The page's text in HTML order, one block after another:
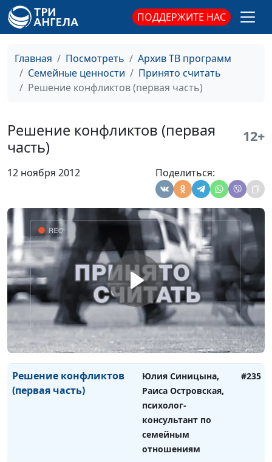
ПОДДЕРЖИТЕ НАС
Главная Посмотреть
Архив ТВ программ
Семейные ценности
Принято считать
Решение конфликтов (первая часть)
Решение конфликтов (первая
часть)
12+
12 ноября 2012 Поделиться:
психолог-
консультант по
отношениям
Правильные
Юлия Синицына,
Раиса Островская,
консультант по
семейным
Прощение
Юлия Синицына,
Раиса Островская,
психолог-
консультант по
семейным
отношениям
#237
Решение конфликтов
(вторая часть)
Юлия Синицына,
Раиса Островская,
психолог-
консультант по
семейным
отношениям
#236
Решение конфликтов
(первая часть)
Юлия Синицына,
Раиса Островская,
психолог-
консультант по
семейным
отношениям
#235